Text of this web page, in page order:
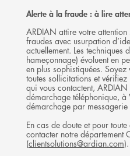
Alerte à la fraude : à lire
ARDIAN attire votre attention
fraudes avec usurpation
actuellement. Les techniques
hameçonnage) évoluent en
en plus sophistiquées.
toutes sollicitations et
qui vous contactent,
démarchage téléphonique,
démarchage par messagerie
En cas de doute et pour
contacter notre département
(clientsolutions@ardian.com).
Follow
Ardian
on
X
Follow
Ardian
on
LinkedIn
Follow
Ardian
on
YouTube
Ardian
on
Jobs
on
LinkedIn